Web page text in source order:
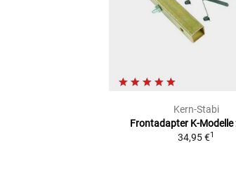
Kern-Stabi
Frontadapter K-
34,95 €1